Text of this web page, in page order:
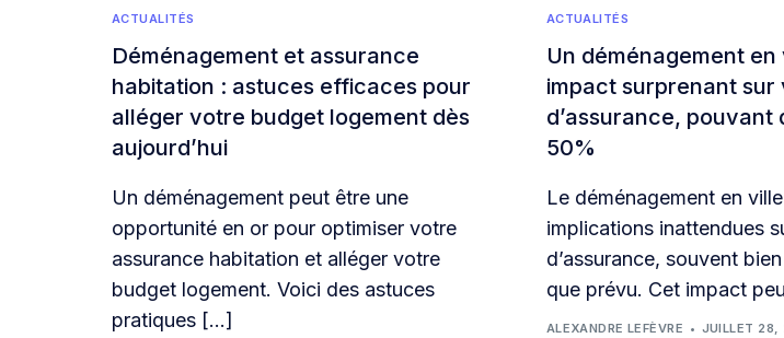
ACTUALITÉS
Déménagement et assurance
habitation : astuces efficaces pour
alléger votre budget logement dès
aujourd’hui
Un déménagement peut être une
opportunité en or pour optimiser votre
assurance habitation et alléger votre
budget logement. Voici des astuces
pratiques […]
ACTUALITÉS
Un déménagement en
impact surprenant sur
d’assurance, pouvant
50%
Le déménagement en
implications inattendues
d’assurance, souvent
que prévu. Cet impact
ALEXANDRE LEFÈVRE JUILLET 28,